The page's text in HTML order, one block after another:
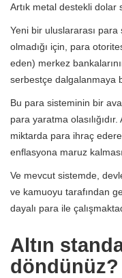
Artık metal destekli dolar
Yeni bir uluslararası para
olmadığı için, para
eden) merkez
serbestçe dalgalanmaya
Bu para sisteminin bir
para yaratma
miktarda para ihraç
enflasyona maruz
Ve mevcut sistemde,
ve kamuoyu tarafından
dayalı para ile
Altın
döndünüz?